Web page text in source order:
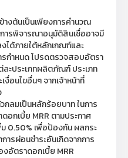
งต้นเป็นเพียงการคำนวณ
การพิจารณาอนุมัติสินเชื่ออาจมี
ได้ภายใต้หลักเกณฑ์และ
รกำหนด โปรดตรวจสอบอัตรา
ะประเภทผลิตภัณฑ์ ประเภท
งื่อนไขอื่นๆ จากเจ้าหน้าที่
ลมเป็นหลักร้อยบาท ในการ
อกเบี้ย MRR ตามประกาศ
ม 0.50% เพื่อป้องกัน ผลกระ
ารผ่อนชำระอันเกิดจากการ
อัตราดอกเบี้ย MRR